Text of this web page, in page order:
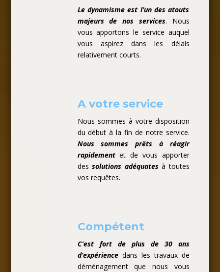
Le dynamisme est l’un des atouts
majeurs de nos services. Nous
vous apportons le service auquel
vous aspirez dans les délais
relativement courts.
A votre service
Nous sommes à votre disposition
du début à la fin de notre service.
Nous sommes prêts à réagir
rapidementet de vous apporter
des solutions adéquatesà toutes
vos requêtes.
Compétent
C’est fort de plus de 30 ans
d’expériencedans les travaux de
déménagement que nous vous